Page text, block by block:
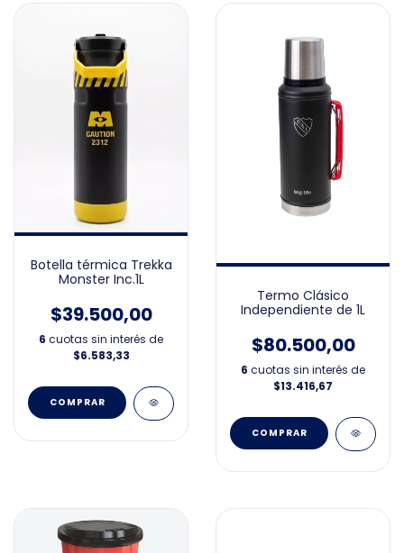
Botella térmica Trekka
Monster Inc.1L
$39.500,00
6 cuotas sin interés de
$6.583,33
Termo Clásico
Independiente de 1L
$80.500,00
6 cuotas sin interés de
$13.416,67